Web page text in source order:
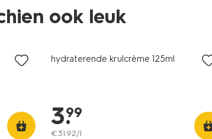
ook leuk
hydraterende krulcrème 125ml
3.
99
€31.92/l